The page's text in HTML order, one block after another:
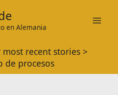
en Alemania
most recent stories
de procesos